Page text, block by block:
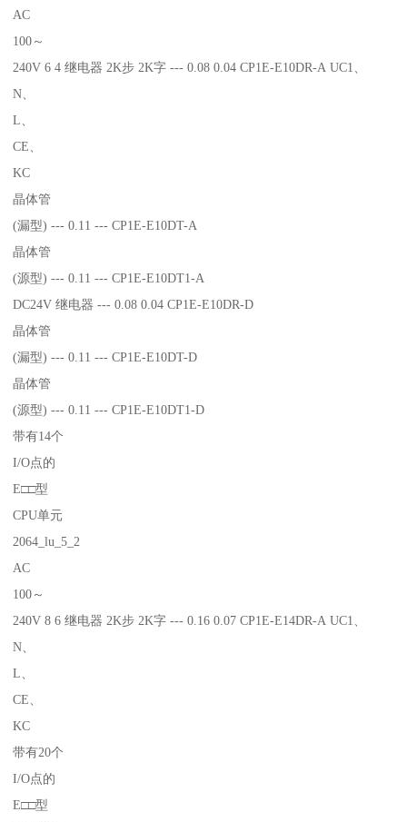
AC
100～
240V 6 4 继电器 2K步 2K字 --- 0.08 0.04 CP1E-E10DR-A UC1、
N、
L、
CE、
KC
晶体管
(漏型) --- 0.11 --- CP1E-E10DT-A
晶体管
(源型) --- 0.11 --- CP1E-E10DT1-A
DC24V 继电器 --- 0.08 0.04 CP1E-E10DR-D
晶体管
(漏型) --- 0.11 --- CP1E-E10DT-D
晶体管
(源型) --- 0.11 --- CP1E-E10DT1-D
带有14个
I/O点的
E□□型
CPU单元
2064_lu_5_2
AC
100～
240V 8 6 继电器 2K步 2K字 --- 0.16 0.07 CP1E-E14DR-A UC1、
N、
L、
CE、
KC
带有20个
I/O点的
E□□型